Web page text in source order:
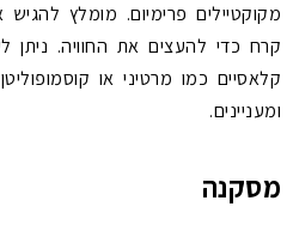
מקוקטיילים פרימיום. מומלץ
קרח כדי להעצים את החוויה. ניתן
קלאסיים כמו מרטיני או
ומעניינים.
מסקנה